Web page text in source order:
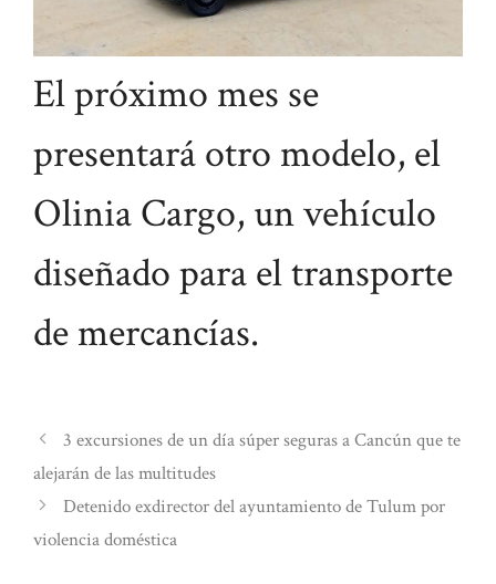
El próximo mes se
presentará otro modelo, el
Olinia Cargo, un vehículo
diseñado para el transporte
de mercancías.
3 excursiones de un día súper seguras a Cancún que te
alejarán de las multitudes
Detenido exdirector del ayuntamiento de Tulum por
violencia doméstica